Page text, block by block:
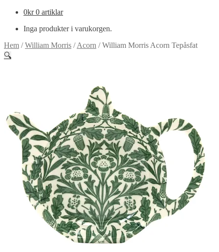
0kr 0 artiklar
Inga produkter i varukorgen.
Hem /William Morris /Acorn /William Morris Acorn Tepåsfat
🔍